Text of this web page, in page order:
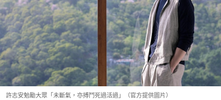
許志安勉勵大眾「未斷氣，亦搏鬥死過活過」（官方提供圖片）